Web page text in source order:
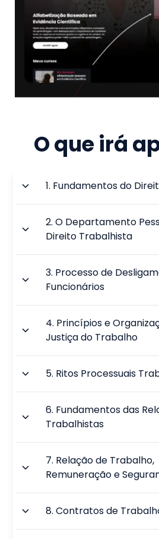
O que irá
1. Fundamentos do
2.O Departamento
Direito Trabalhista
3. Processo de
Funcionários
4. Princípios e
Justiça do Trabalho
5. Ritos Processuais
6. Fundamentos das
Trabalhistas
7. Relação de Trabalho,
Remuneração e
8.Contratos de